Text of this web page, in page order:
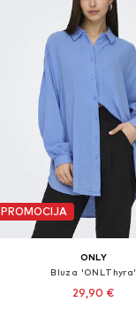
PROMOCIJA
ONLY
Bluza 'ONLThyra'
29,90 €